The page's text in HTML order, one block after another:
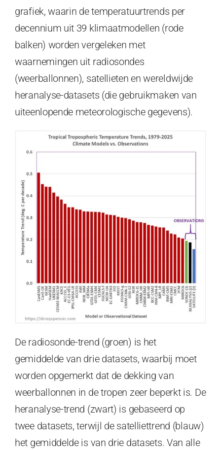
grafiek, waarin de temperatuurtrends per
decennium uit 39 klimaatmodellen (rode
balken) worden vergeleken met
waarnemingen uit radiosondes
(weerballonnen), satellieten en wereldwijde
heranalyse-datasets (die gebruikmaken van
uiteenlopende meteorologische gegevens).
De radiosonde-trend (groen) is het
gemiddelde van drie datasets, waarbij moet
worden opgemerkt dat de dekking van
weerballonnen in de tropen zeer beperkt is. De
heranalyse-trend (zwart) is gebaseerd op
twee datasets, terwijl de satelliettrend (blauw)
het gemiddelde is van drie datasets. Van alle